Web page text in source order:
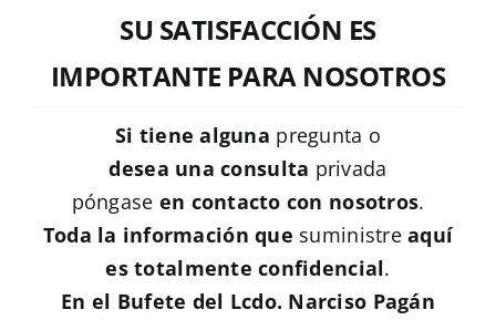
SU SATISFACCIÓN ES
IMPORTANTE PARA NOSOTROS
Si tiene alguna pregunta o
desea una consulta privada
póngase en contacto con nosotros.
Toda la información que suministreaquí
es totalmente confidencial.
En el Bufete del Lcdo. Narciso Pagán